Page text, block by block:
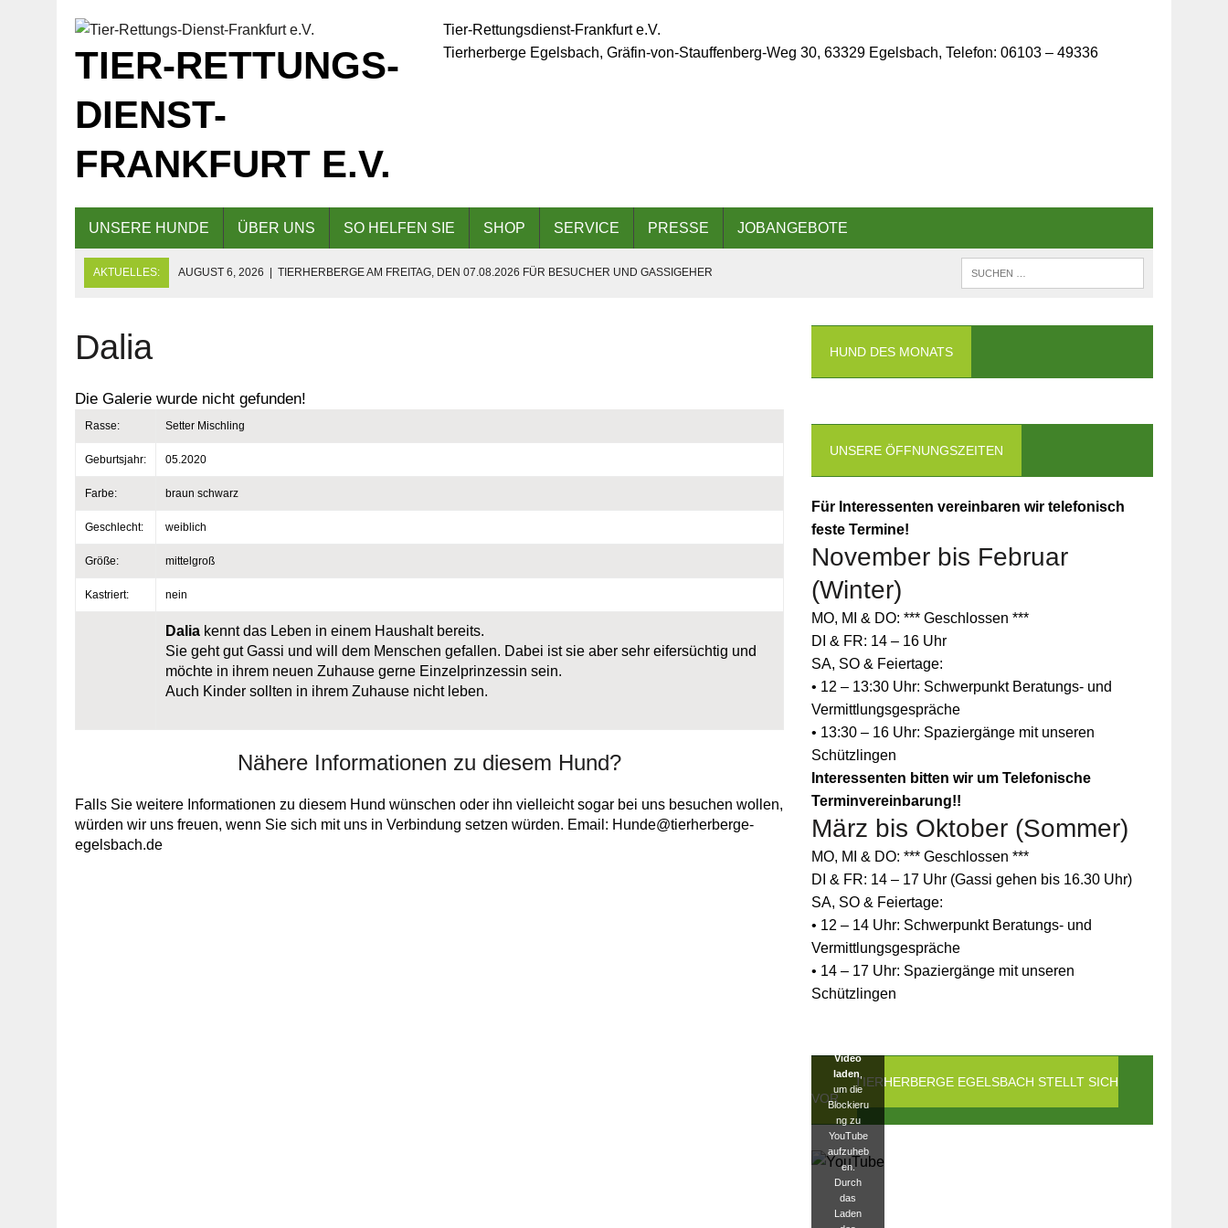
TIER-RETTUNGS-
DIENST-
FRANKFURT E.V.
Tier-Rettungsdienst-Frankfurt e.V.
Tierherberge Egelsbach, Gräfin-von-Stauffenberg-Weg 30, 63329 Egelsbach, Telefon: 06103 – 49336
UNSERE HUNDE ÜBER UNS SO HELFEN SIE SHOP SERVICE PRESSE JOBANGEBOTE
AKTUELLES: AUGUST 6, 2026 TIERHERBERGE AM FREITAG, DEN 07.08.2026 FÜR BESUCHER UND GASSIGEHER
AUGUST 5, 2026
AUGUST 5, 2026
Dalia
Die Galerie wurde nicht gefunden!
Rasse: Setter Mischling
Geburtsjahr: 05.2020
Farbe: braun schwarz
Geschlecht: weiblich
Größe: mittelgroß
Kastriert: nein
Dalia kennt das Leben in einem Haushalt bereits.
Sie geht gut Gassi und will dem Menschen gefallen. Dabei ist sie aber sehr eifersüchtig und
möchte in ihrem neuen Zuhause gerne Einzelprinzessin sein.
Auch Kinder sollten in ihrem Zuhause nicht leben.
Nähere Informationen zu diesem Hund?
Falls Sie weitere Informationen zu diesem Hund wünschen oder ihn vielleicht sogar bei uns besuchen wollen,
würden wir uns freuen, wenn Sie sich mit uns in Verbindung setzen würden. Email: Hunde@tierherberge-
egelsbach.de
HUND DES MONATS
UNSERE ÖFFNUNGSZEITEN
Für Interessenten vereinbaren wir telefonisch
feste Termine!
November bis Februar
(Winter)
MO, MI & DO: *** Geschlossen ***
DI & FR: 14 – 16 Uhr
SA, SO & Feiertage:
• 12 – 13:30 Uhr: Schwerpunkt Beratungs- und
Vermittlungsgespräche
• 13:30 – 16 Uhr: Spaziergänge mit unseren
Schützlingen
Interessenten bitten wir um Telefonische
Terminvereinbarung!!
März bis Oktober (Sommer)
MO, MI & DO: *** Geschlossen ***
DI & FR: 14 – 17 Uhr (Gassi gehen bis 16.30 Uhr)
SA, SO & Feiertage:
• 12 – 14 Uhr: Schwerpunkt Beratungs- und
Vermittlungsgespräche
• 14 – 17 Uhr: Spaziergänge mit unseren
Schützlingen
DIE TIERHERBERGE EGELSBACH STELLT SICH
VOR
Zum
Schutz
Ihrer
persönlic
hen
Daten ist
die
Verbindun
g zu
blockiert
Video
laden
um die
Blockieru
ng zu
YouTube
aufzuheb
en.
Durch
das
Laden